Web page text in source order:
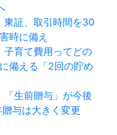
東証、取引時間を30
時に備え
子育て費用ってどの
備える「2回の貯め
「生前贈与」が今後
与は大きく変更